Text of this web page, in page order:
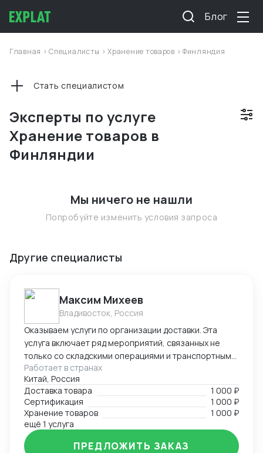
Блог
Главная >Специалисты >Хранение товаров >Финляндия
Эксперты по услуге
Хранение товаров в
Финляндии
Стать специалистом
Мы ничего не нашли
Попробуйте изменить условия запроса
Другие специалисты
Максим Михеев
Владивосток, Россия
Оказываем услуги по организации доставки. Эта
услуга включает ряд мероприятий, связанных не
только со складскими операциями и транспортным
сопровождением. В нее также входит таможенное
оформление, помощь в заполнении необходимой
сопроводительной и разрешительной
документации.
Работает в странах
Китай, Россия
Доставка товара
1 000 ₽
Сертификация
1 000 ₽
Хранение товаров
1 000 ₽
ещё 1 услуга
ПРЕДЛОЖИТЬ ЗАКАЗ